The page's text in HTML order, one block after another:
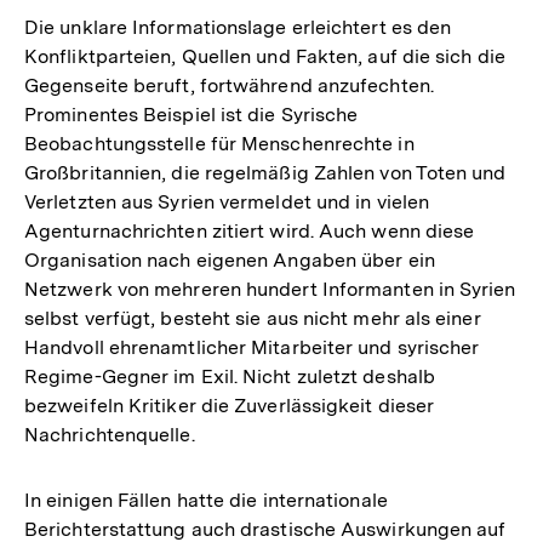
Die unklare Informationslage erleichtert es den
Konfliktparteien, Quellen und Fakten, auf die sich die
Gegenseite beruft, fortwährend anzufechten.
Prominentes Beispiel ist die Syrische
Beobachtungsstelle für Menschenrechte in
Großbritannien, die regelmäßig Zahlen von Toten und
Verletzten aus Syrien vermeldet und in vielen
Agenturnachrichten zitiert wird. Auch wenn diese
Organisation nach eigenen Angaben über ein
Netzwerk von mehreren hundert Informanten in Syrien
selbst verfügt, besteht sie aus nicht mehr als einer
Handvoll ehrenamtlicher Mitarbeiter und syrischer
Regime-Gegner im Exil. Nicht zuletzt deshalb
bezweifeln Kritiker die Zuverlässigkeit dieser
Nachrichtenquelle.
In einigen Fällen hatte die internationale
Berichterstattung auch drastische Auswirkungen auf